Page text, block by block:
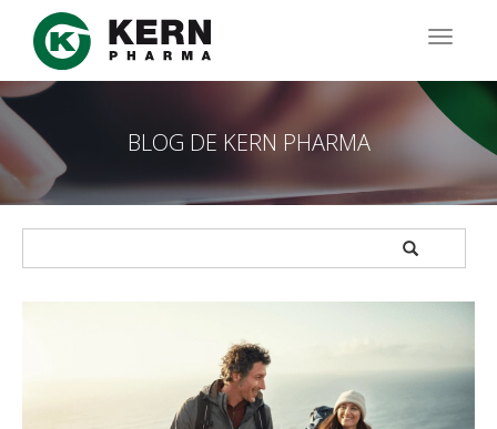
Pasar
contenido
principal
BLOG DE KERN PHARMA
APPLY